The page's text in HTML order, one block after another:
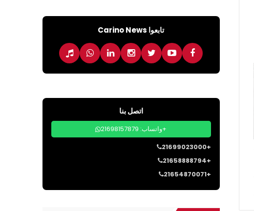
تابعوا Carino News
اتصل بنا
واتساب: 21698157879+
21699023000+
21658888794+
21654870071+